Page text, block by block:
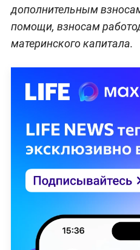
дополнительным
помощи, взносам
материнского капитала.